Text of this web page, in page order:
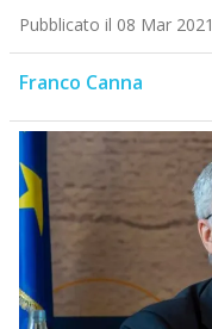
Pubblicato il 08 Mar 2021
Franco Canna